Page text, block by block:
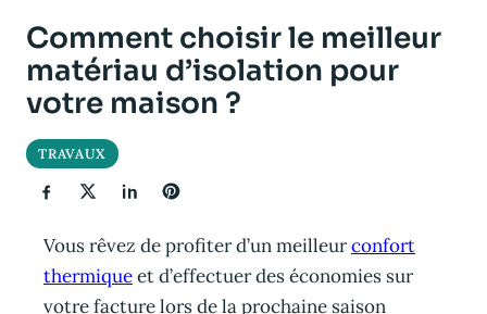
Comment choisir le meilleur
matériau d’isolation pour
votre maison ?
TRAVAUX
Vous rêvez de profiter d’un meilleurconfort
thermiqueet d’effectuer des économies sur
votre facture lors de la prochaine saison